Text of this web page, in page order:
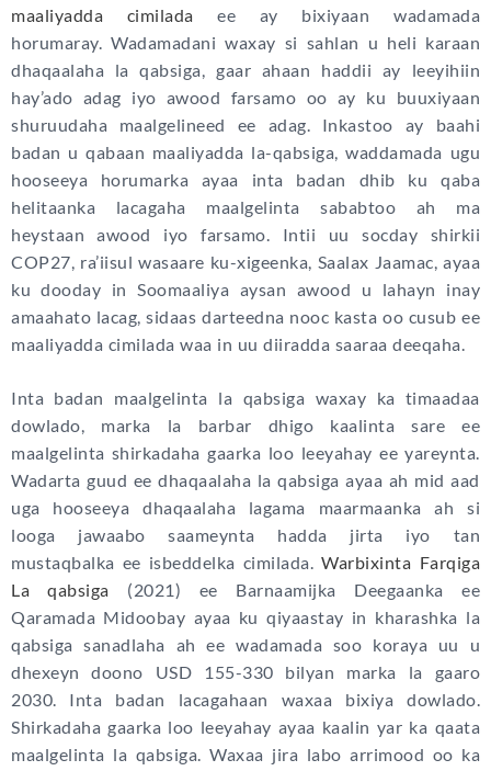
maaliyadda cimilada ee ay bixiyaan wadamada
horumaray. Wadamadani waxay si sahlan u heli karaan
dhaqaalaha la qabsiga, gaar ahaan haddii ay leeyihiin
hay’ado adag iyo awood farsamo oo ay ku buuxiyaan
shuruudaha maalgelineed ee adag. Inkastoo ay baahi
badan u qabaan maaliyadda la-qabsiga, waddamada ugu
hooseeya horumarka ayaa inta badan dhib ku qaba
helitaanka lacagaha maalgelinta sababtoo ah ma
heystaan awood iyo farsamo. Intii uu socday shirkii
COP27, ra’iisul wasaare ku-xigeenka, Saalax Jaamac, ayaa
ku dooday in Soomaaliya aysan awood u lahayn inay
amaahato lacag, sidaas darteedna nooc kasta oo cusub ee
maaliyadda cimilada waa in uu diiradda saaraa deeqaha.
Inta badan maalgelinta la qabsiga waxay ka timaadaa
dowlado, marka la barbar dhigo kaalinta sare ee
maalgelinta shirkadaha gaarka loo leeyahay ee yareynta.
Wadarta guud ee dhaqaalaha la qabsiga ayaa ah mid aad
uga hooseeya dhaqaalaha lagama maarmaanka ah si
looga jawaabo saameynta hadda jirta iyo tan
mustaqbalka ee isbeddelka cimilada.Warbixinta Farqiga
La qabsiga (2021) ee Barnaamijka Deegaanka ee
Qaramada Midoobay ayaa ku qiyaastay in kharashka la
qabsiga sanadlaha ah ee wadamada soo koraya uu u
dhexeyn doono USD 155-330 bilyan marka la gaaro
2030. Inta badan lacagahaan waxaa bixiya dowlado.
Shirkadaha gaarka loo leeyahay ayaa kaalin yar ka qaata
maalgelinta la qabsiga. Waxaa jira labo arrimood oo ka